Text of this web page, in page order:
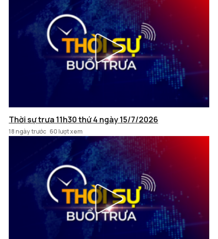
Thời sự trưa 11h30 thứ 4 ngày 15/7/2026
18 ngày trước 60 lượt xem